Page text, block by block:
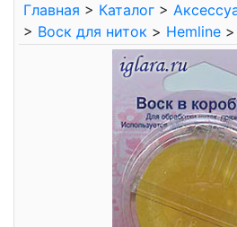
Главная > Каталог >
> Воск для ниток > Hemline